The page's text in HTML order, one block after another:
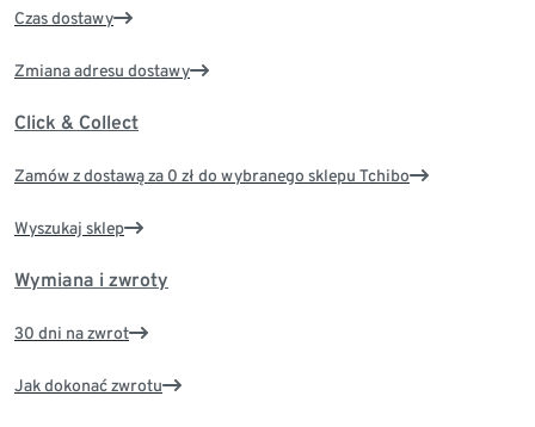
Czas dostawy
Zmiana adresu dostawy
Click & Collect
Zamów z dostawą za 0 zł do wybranego sklepu Tchibo
Wyszukaj sklep
Wymiana i zwroty
30 dni na zwrot
Jak dokonać zwrotu